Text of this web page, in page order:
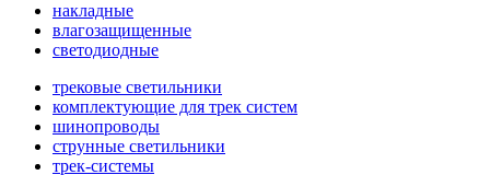
накладные
влагозащищенные
светодиодные
трековые светильники
комплектующие для трек систем
шинопроводы
струнные светильники
трек-системы